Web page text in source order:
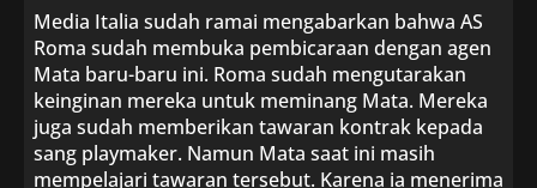
Media Italia sudah ramai mengabarkan bahwa AS
Roma sudah membuka pembicaraan dengan agen
Mata baru-baru ini. Roma sudah mengutarakan
keinginan mereka untuk meminang Mata. Mereka
juga sudah memberikan tawaran kontrak kepada
sang playmaker. Namun Mata saat ini masih
mempelajari tawaran tersebut. Karena ia menerima